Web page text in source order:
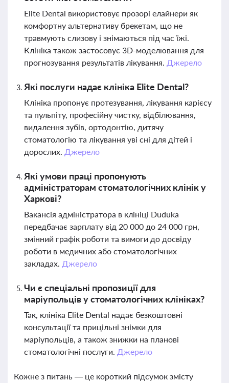
Elite Dental використовує прозорі елайнери як
комфортну альтернативу брекетам, що не
травмують слизову і знімаються під час їжі.
Клініка також застосовує 3D-моделювання для
прогнозування результатів лікування. Джерело
Які послуги надає клініка Elite Dental?
Клініка пропонує протезування, лікування карієсу
та пульпіту, професійну чистку, відбілювання,
видалення зубів, ортодонтію, дитячу
стоматологію та лікування уві сні для дітей і
дорослих. Джерело
Які умови праці пропонують
адміністраторам стоматологічних клінік у
Харкові?
Вакансія адміністратора в клініці Duduka
передбачає зарплату від 20 000 до 24 000 грн,
змінний графік роботи та вимоги до досвіду
роботи в медичних або стоматологічних
закладах. Джерело
Чи є спеціальні пропозиції для
маріупольців у стоматологічних клініках?
Так, клініка Elite Dental надає безкоштовні
консультації та прицільні знімки для
маріупольців, а також знижки на планові
стоматологічні послуги. Джерело
Кожне з питань — це короткий підсумок змісту